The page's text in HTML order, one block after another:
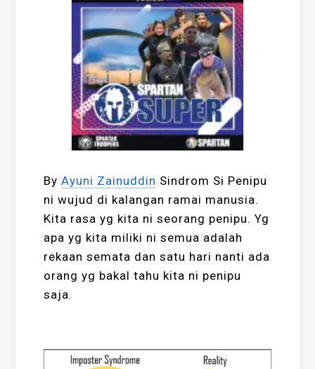
ByAyuni Zainuddin Sindrom Si Penipu
ni wujud di kalangan ramai manusia.
Kita rasa yg kita ni seorang penipu. Yg
apa yg kita miliki ni semua adalah
rekaan semata dan satu hari nanti ada
orang yg bakal tahu kita ni penipu
saja.